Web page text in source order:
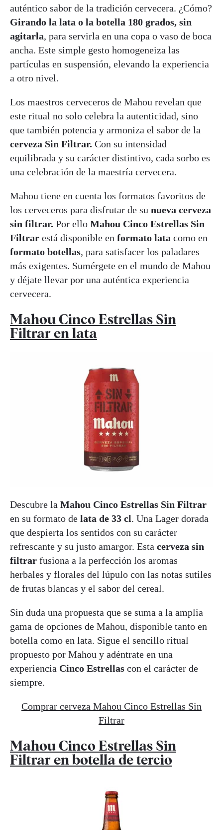
auténtico sabor de la tradición cervecera. ¿Cómo?
Girando la lata o la botella 180 grados, sin
agitarla, para servirla en una copa o vaso de boca
ancha. Este simple gesto homogeneiza las
partículas en suspensión, elevando la experiencia
a otro nivel.
Los maestros cerveceros de Mahou revelan que
este ritual no solo celebra la autenticidad, sino
que también potencia y armoniza el sabor de la
cerveza Sin Filtrar. Con su intensidad
equilibrada y su carácter distintivo, cada sorbo es
una celebración de la maestría cervecera.
Mahou tiene en cuenta los formatos favoritos de
los cerveceros para disfrutar de su nueva cerveza
sin filtrar. Por ello Mahou Cinco Estrellas Sin
Filtrar está disponible en formato lata como en
formato botellas, para satisfacer los paladares
más exigentes. Sumérgete en el mundo de Mahou
y déjate llevar por una auténtica experiencia
cervecera.
Mahou Cinco Estrellas Sin
Filtrar en lata
Descubre la Mahou Cinco Estrellas Sin Filtrar
en su formato de lata de 33 cl. Una Lager dorada
que despierta los sentidos con su carácter
refrescante y su justo amargor. Esta cerveza sin
filtrar fusiona a la perfección los aromas
herbales y florales del lúpulo con las notas sutiles
de frutas blancas y el sabor del cereal.
Sin duda una propuesta que se suma a la amplia
gama de opciones de Mahou, disponible tanto en
botella como en lata. Sigue el sencillo ritual
propuesto por Mahou y adéntrate en una
experiencia Cinco Estrellas con el carácter de
siempre.
Comprar cerveza Mahou Cinco Estrellas Sin
Filtrar
Mahou Cinco Estrellas Sin
Filtrar en botella de tercio